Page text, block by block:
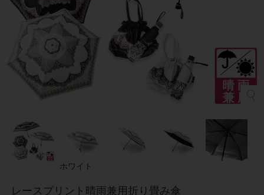
ホワイト
レースプリント晴雨兼用折り畳み傘